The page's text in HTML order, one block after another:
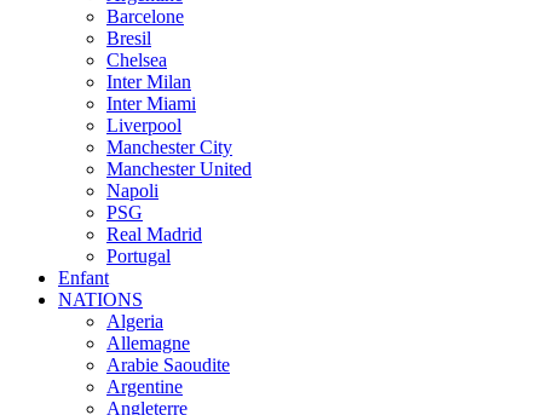
Barcelone
Bresil
Chelsea
Inter Milan
Inter Miami
Liverpool
Manchester City
Manchester United
Napoli
PSG
Real Madrid
Portugal
Enfant
NATIONS
Algeria
Allemagne
Arabie Saoudite
Argentine
Angleterre